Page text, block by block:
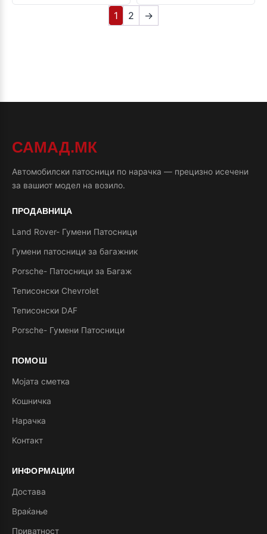
1 2 →
САМАД.МК
Автомобилски патосници по нарачка — прецизно исечени
за вашиот модел на возило.
ПРОДАВНИЦА
Land Rover- Гумени Патосници
Гумени патосници за багажник
Porsche- Патосници за Багаж
Теписонски Chevrolet
Теписонски DAF
Porsche- Гумени Патосници
ПОМОШ
Мојата сметка
Кошничка
Нарачка
Контакт
ИНФОРМАЦИИ
Достава
Враќање
Приватност